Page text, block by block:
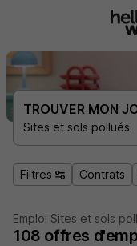
TROUVER MON
Sites et sols pollués
Filtres Contrats
Emploi Sites et sols
108 offres